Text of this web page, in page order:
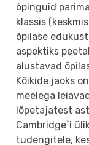
õpinguid
klassis
õpilase
aspektiks
alustavad
Kõikide jaoks
meelega
lõpetajatest
Cambridge`i
tudengitele,